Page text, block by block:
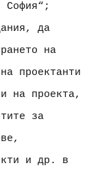
София“;
да
на
проектанти
на проекта,
за
и др. в